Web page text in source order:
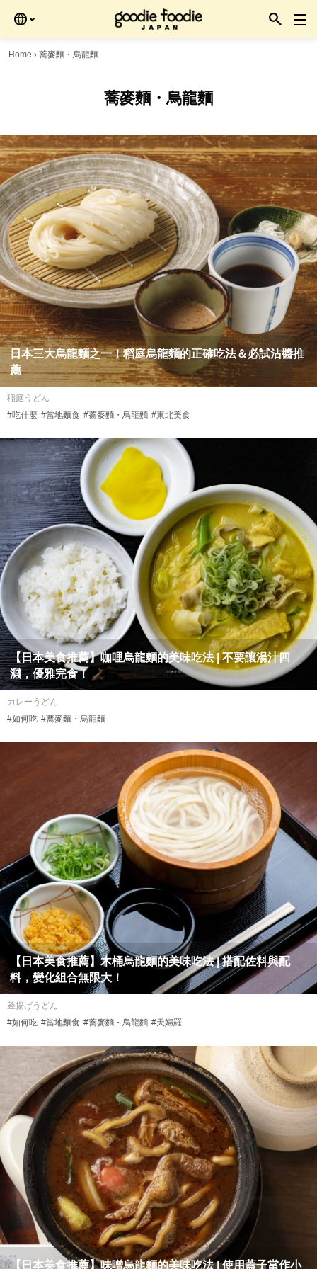
Home › 蕎麥麵・烏龍麵
蕎麥麵・烏龍麵
日本三大烏龍麵之一！稻庭烏龍麵的正確吃法＆必試沾醬推
薦
稲庭うどん
#吃什麼 #當地麵食 #蕎麥麵・烏龍麵 #東北美食
【日本美食推薦】咖哩烏龍麵的美味吃法 | 不要讓湯汁四
濺，優雅完食！
カレーうどん
#如何吃 #蕎麥麵・烏龍麵
【日本美食推薦】木桶烏龍麵的美味吃法 | 搭配佐料與配
料，變化組合無限大！
釜揚げうどん
#如何吃 #當地麵食 #蕎麥麵・烏龍麵 #天婦羅
【日本美食推薦】味噌烏龍麵的美味吃法 | 使用蓋子當作小